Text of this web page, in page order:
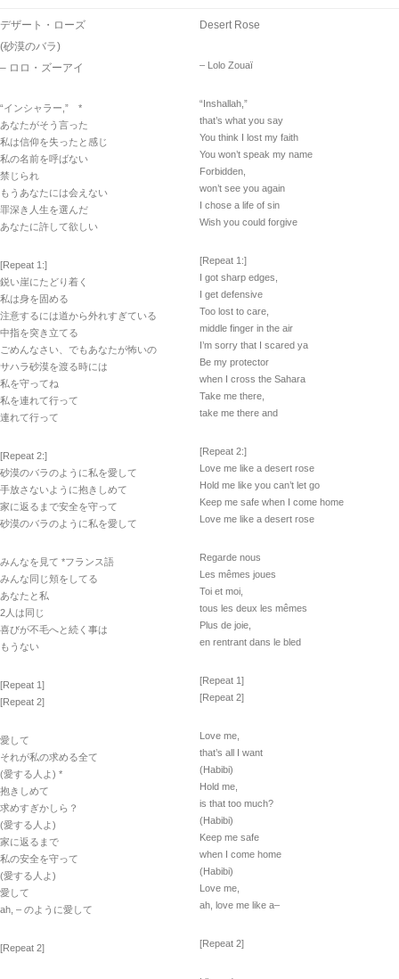
デザート・ローズ
(砂漠のバラ)
– ロロ・ズーアイ
“インシャラー,” *
あなたがそう言った
私は信仰を失ったと感じ
私の名前を呼ばない
禁じられ
もうあなたには会えない
罪深き人生を選んだ
あなたに許して欲しい
[Repeat 1:]
鋭い崖にたどり着く
私は身を固める
注意するには道から外れすぎている
中指を突き立てる
ごめんなさい、でもあなたが怖いの
サハラ砂漠を渡る時には
私を守ってね
私を連れて行って
連れて行って
[Repeat 2:]
砂漠のバラのように私を愛して
手放さないように抱きしめて
家に返るまで安全を守って
砂漠のバラのように私を愛して
みんなを見て *フランス語
みんな同じ頬をしてる
あなたと私
2人は同じ
喜びが不毛へと続く事は
もうない
[Repeat 1]
[Repeat 2]
愛して
それが私の求める全て
(愛する人よ) *
抱きしめて
求めすぎかしら？
(愛する人よ)
家に返るまで
私の安全を守って
(愛する人よ)
愛して
ah, – のように愛して
[Repeat 2]
Desert Rose
– Lolo Zouaï
“Inshallah,”
that’s what you say
You think I lost my faith
You won’t speak my name
Forbidden,
won’t see you again
I chose a life of sin
Wish you could forgive
[Repeat 1:]
I got sharp edges,
I get defensive
Too lost to care,
middle finger in the air
I’m sorry that I scared ya
Be my protector
when I cross the Sahara
Take me there,
take me there and
[Repeat 2:]
Love me like a desert rose
Hold me like you can’t let go
Keep me safe when I come home
Love me like a desert rose
Regarde nous
Les mêmes joues
Toi et moi,
tous les deux les mêmes
Plus de joie,
en rentrant dans le bled
[Repeat 1]
[Repeat 2]
Love me,
that’s all I want
(Habibi)
Hold me,
is that too much?
(Habibi)
Keep me safe
when I come home
(Habibi)
Love me,
ah, love me like a–
[Repeat 2]